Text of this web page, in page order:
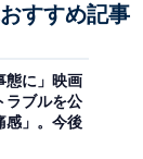
すすめ記事
態に」映画
ラブルを公
感」。今後